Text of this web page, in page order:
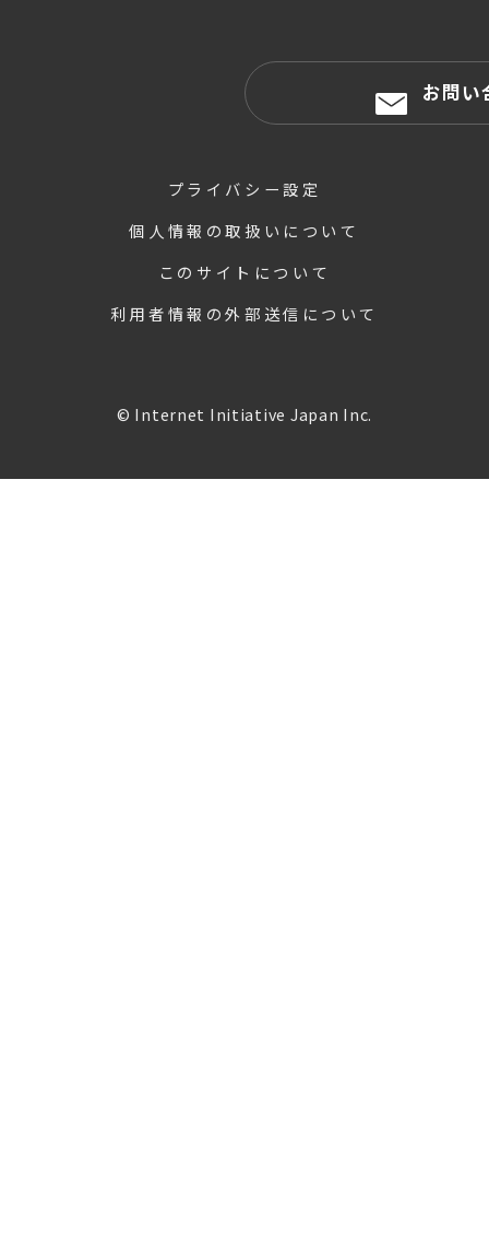
プライバシー設定
個人情報の取扱いについて
このサイトについて
利用者情報の外部送信について
お問い
© Internet Initiative Japan Inc.